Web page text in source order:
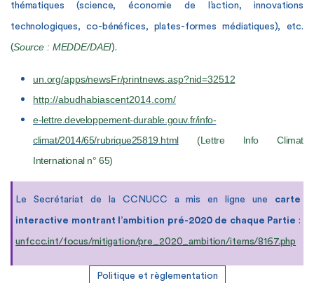
thématiques (science, économie de l’action, innovations
technologiques, co-bénéfices, plates-formes médiatiques), etc.
(Source : MEDDE/DAEI).
un.org/apps/newsFr/printnews.asp?nid=32512
http://abudhabiascent2014.com/
e-lettre.developpement-durable.gouv.fr/info-
climat/2014/65/rubrique25819.html(Lettre Info Climat
International n° 65)
Le Secrétariat de la CCNUCC a misen ligne une carte
interactive montrant l’ambition pré-2020 de chaque Partie :
unfccc.int/focus/mitigation/pre_2020_ambition/items/8167.php
Politique et règlementation